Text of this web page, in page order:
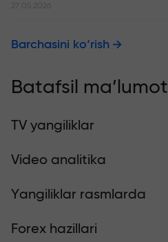
27.05.2026
Barchasini ko‘rish
Batafsil ma’lumot
TV yangiliklar
Video analitika
Yangiliklar rasmlarda
Forex hazillari